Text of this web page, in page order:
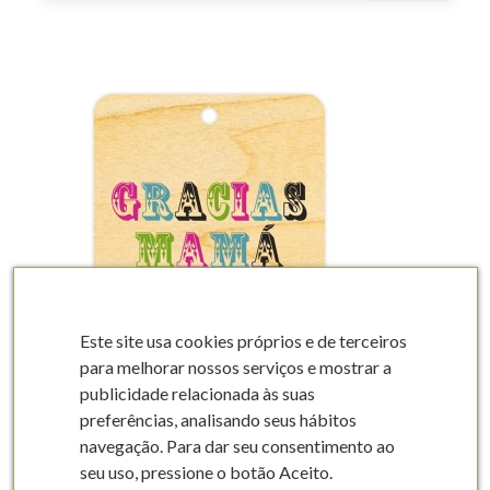
Gracias mamá
FESFMEC0200
Este site usa cookies próprios e de terceiros
para melhorar nossos serviços e mostrar a
publicidade relacionada às suas
preferências, analisando seus hábitos
navegação. Para dar seu consentimento ao
seu uso, pressione o botão Aceito.